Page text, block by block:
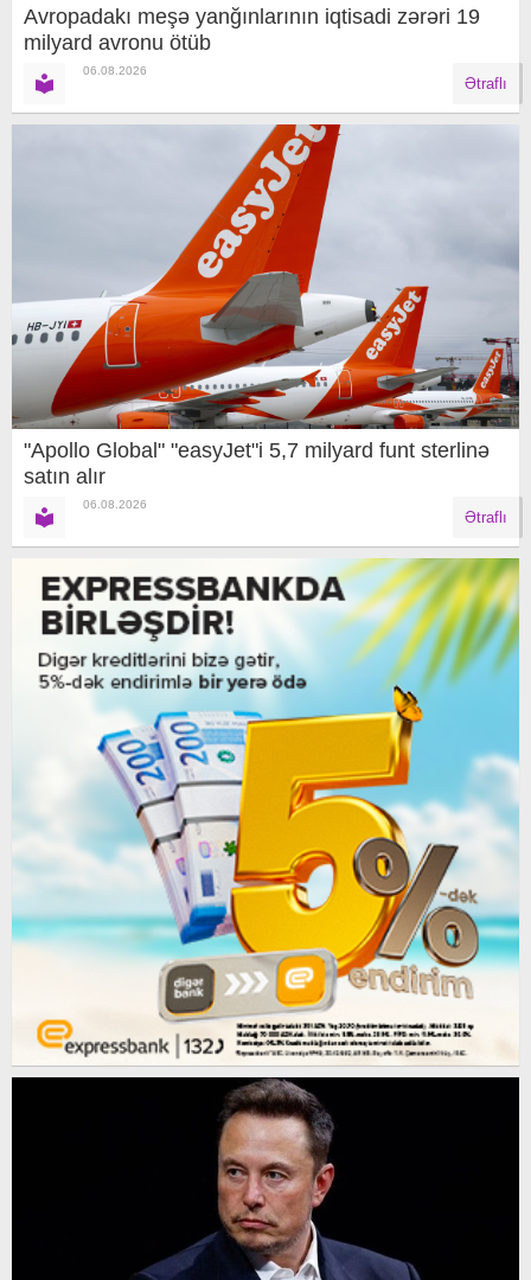
Avropadakı meşə yanğınlarının iqtisadi zərəri 19
milyard avronu ötüb
06.08.2026
Ətraflı
"Apollo Global" "easyJet"i 5,7 milyard funt sterlinə
satın alır
06.08.2026
Ətraflı